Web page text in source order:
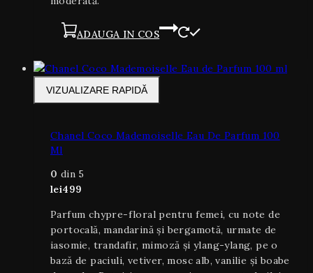
ADAUGA IN COS
VIZUALIZARE RAPIDĂ
Chanel Coco Mademoiselle Eau De Parfum 100
Ml
0 din 5
lei499
Parfum chypre-floral pentru femei, cu note de
portocală, mandarină și bergamotă, urmate de
iasomie, trandafir, mimoză și ylang-ylang, pe o
bază de paciuli, vetiver, mosc alb, vanilie și boabe